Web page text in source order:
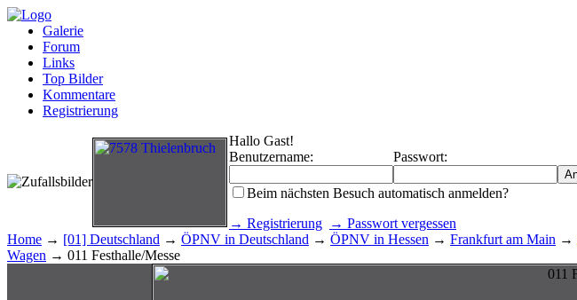
Galerie
Forum
Links
Top Bilder
Kommentare
Registrierung
Hallo Gast!
Benutzername:
Passwort:
Beim nächsten Besuch automatisch anmelden?
→ Registrierung
→ Passwort vergessen
Home → [01] Deutschland → ÖPNV in Deutschland → ÖPNV in Hessen → Frankfurt am Main →
Wagen → 011 Festhalle/Messe